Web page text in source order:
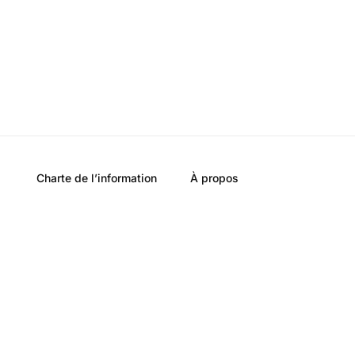
Charte de l’information À propos